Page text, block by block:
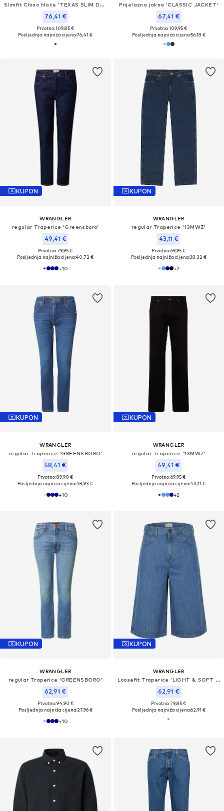
Slimfit Chino hlače 'TEXAS SLIM DARK NAVY'
76,41 €
Prvotno: 109,85 €
Posljednja najniža cijena:76,41 €
Prijelazna jakna 'CLASSIC JACKET'
67,41 €
Prvotno: 109,95 €
Posljednja najniža cijena:56,18 €
KUPON
WRANGLER
regular Traperice 'Greensboro'
49,41 €
Prvotno: 79,95 €
Posljednja najniža cijena:40,72 €
+10
KUPON
WRANGLER
regular Traperice '13MWZ'
43,11 €
Prvotno: 69,95 €
Posljednja najniža cijena:38,32 €
+2
KUPON
WRANGLER
regular Traperice 'GREENSBORO'
58,41 €
Prvotno: 89,90 €
Posljednja najniža cijena:48,93 €
+10
KUPON
WRANGLER
regular Traperice '13MWZ'
49,41 €
Prvotno: 69,95 €
Posljednja najniža cijena:43,11 €
+2
KUPON
WRANGLER
regular Traperice 'GREENSBORO'
62,91 €
Prvotno: 94,90 €
Posljednja najniža cijena:27,96 €
+10
KUPON
WRANGLER
Loosefit Traperice 'LIGHT & SOFT JORT SHORTS MID STONE'
62,91 €
Prvotno: 79,85 €
Posljednja najniža cijena:62,91 €